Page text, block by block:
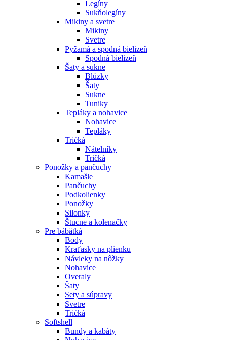
Legíny
Sukňolegíny
Mikiny a svetre
Mikiny
Svetre
Pyžamá a spodná bielizeň
Spodná bielizeň
Šaty a sukne
Blúzky
Šaty
Sukne
Tuniky
Tepláky a nohavice
Nohavice
Tepláky
Tričká
Nátelníky
Tričká
Ponožky a pančuchy
Kamašle
Pančuchy
Podkolienky
Ponožky
Silonky
Štucne a kolenačky
Pre bábätká
Body
Kraťasky na plienku
Návleky na nôžky
Nohavice
Overaly
Šaty
Sety a súpravy
Svetre
Tričká
Softshell
Bundy a kabáty